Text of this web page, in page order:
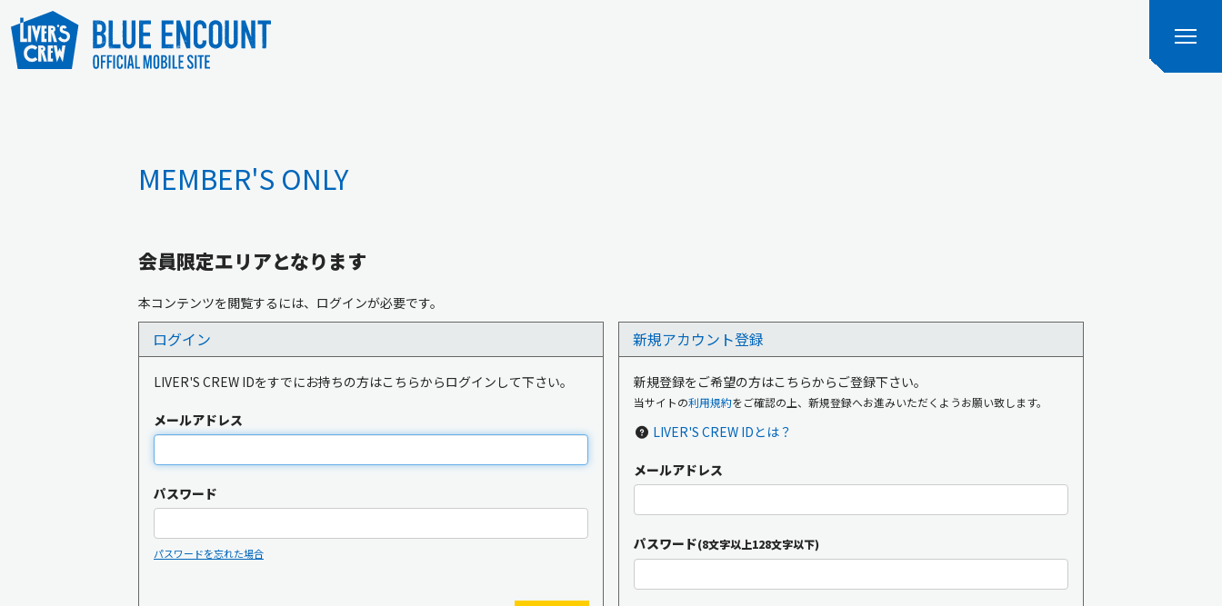
ログイン
OFFICIAL SITE
MEMBER'S ONLY
会員限定エリアとなります
本コンテンツを閲覧するには、ログインが必要です。
ログイン
LIVER'S CREW IDをすでにお持ちの方はこちらからログインして下さい。
メールアドレス
パスワード
パスワードを忘れた場合
新規アカウント登録
新規登録をご希望の方はこちらからご登録下さい。
当サイトの利用規約をご確認の上、新規登録へお進みいただくようお願い致します。
LIVER'S CREW IDとは？
メールアドレス
パスワード(8文字以上128文字以下)